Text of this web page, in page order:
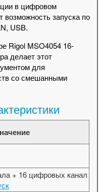
в цифровом
запуска по
USB.
Rigol MSO4054 16-
делает этот
для
со смешанными
+ 16 цифровых канал